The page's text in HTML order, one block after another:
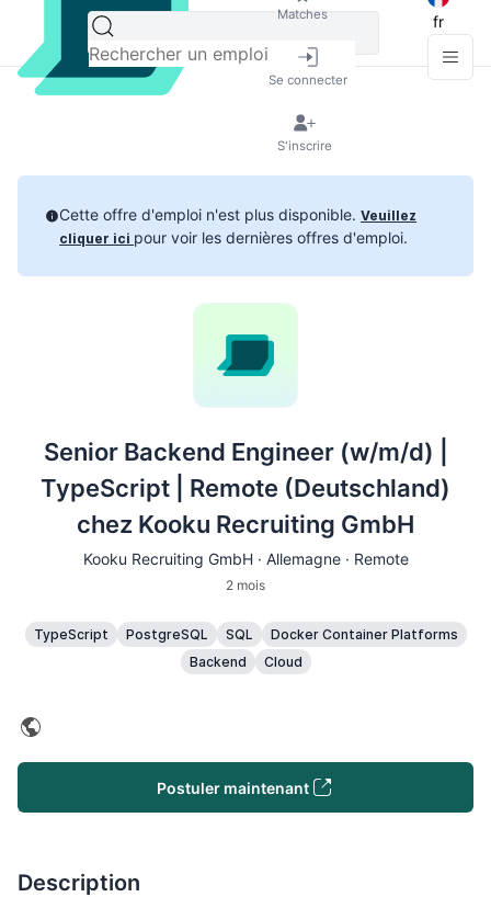
Matches
Se connecter
S'inscrire
fr
Cette offre d'emploi n'est plus disponible.Veuillez
cliquer ici pour voir les dernières offres d'emploi.
Senior Backend Engineer (w/m/d) |
TypeScript | Remote (Deutschland)
chez Kooku Recruiting GmbH
Kooku Recruiting GmbH · Allemagne · Remote
2 mois
TypeScript PostgreSQL SQL
Docker Container Platforms
Backend
Cloud
Postuler maintenant
Description